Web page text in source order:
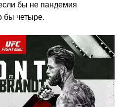
бы не пандемия
бы четыре.